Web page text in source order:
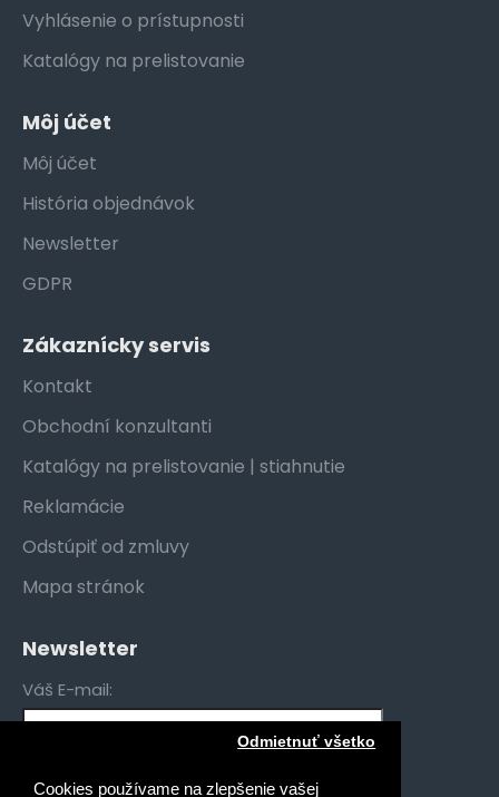
Cookies používame na zlepšenie vašej
Odmietnuť všetko
Vyhlásenie o prístupnosti
Katalógy na prelistovanie
Môj účet
Môj účet
História objednávok
Newsletter
GDPR
Zákaznícky servis
Kontakt
Obchodní konzultanti
Katalógy na prelistovanie | stiahnutie
Reklamácie
Odstúpiť od zmluvy
Mapa stránok
Newsletter
Váš E-mail: